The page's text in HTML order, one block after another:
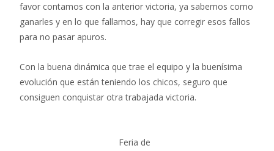
favor contamos con la anterior victoria, ya sabemos como
ganarles y en lo que fallamos, hay que corregir esos fallos
para no pasar apuros.
Con la buena dinámica que trae el equipo y la buenísima
evolución que están teniendo los chicos, seguro que
consiguen conquistar otra trabajada victoria.
Feria de